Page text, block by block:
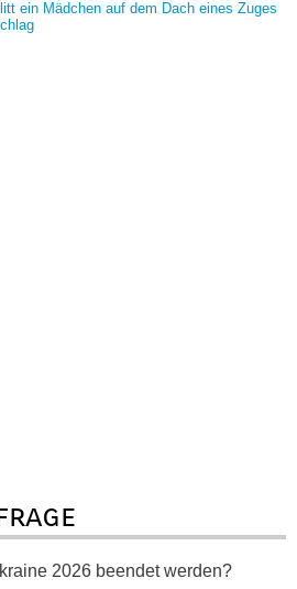
ein Mädchen auf dem Dach eines Zuges
2026 beendet werden?